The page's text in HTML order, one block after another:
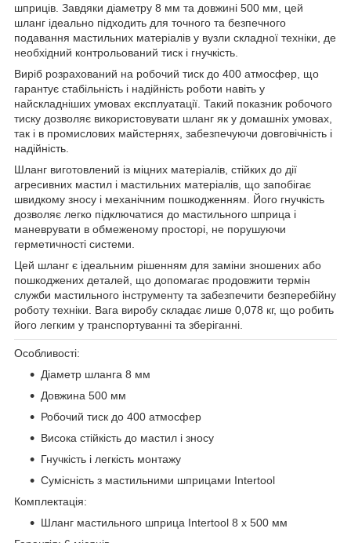
шприців. Завдяки діаметру 8 мм та довжині 500 мм, цей
шланг ідеально підходить для точного та безпечного
подавання мастильних матеріалів у вузли складної техніки, де
необхідний контрольований тиск і гнучкість.
Виріб розрахований на робочий тиск до 400 атмосфер, що
гарантує стабільність і надійність роботи навіть у
найскладніших умовах експлуатації. Такий показник робочого
тиску дозволяє використовувати шланг як у домашніх умовах,
так і в промислових майстернях, забезпечуючи довговічність і
надійність.
Шланг виготовлений із міцних матеріалів, стійких до дії
агресивних мастил і мастильних матеріалів, що запобігає
швидкому зносу і механічним пошкодженням. Його гнучкість
дозволяє легко підключатися до мастильного шприца і
маневрувати в обмеженому просторі, не порушуючи
герметичності системи.
Цей шланг є ідеальним рішенням для заміни зношених або
пошкоджених деталей, що допомагає продовжити термін
служби мастильного інструменту та забезпечити безперебійну
роботу техніки. Вага виробу складає лише 0,078 кг, що робить
його легким у транспортуванні та зберіганні.
Особливості:
Діаметр шланга 8 мм
Довжина 500 мм
Робочий тиск до 400 атмосфер
Висока стійкість до мастил і зносу
Гнучкість і легкість монтажу
Сумісність з мастильними шприцами Intertool
Комплектація:
Шланг мастильного шприца Intertool 8 х 500 мм